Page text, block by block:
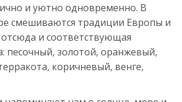
и уютно одновременно. В
смешиваются традиции Европы и
и соответствующая
песочный, золотой, оранжевый,
коричневый, венге,